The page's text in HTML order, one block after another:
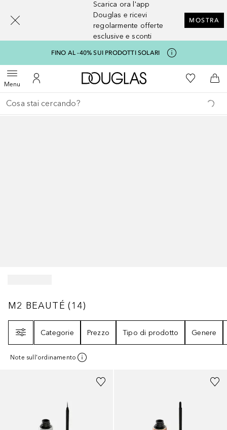
Scarica ora l'app
Douglas e ricevi
regolarmente offerte
esclusive e sconti
MOSTRA
FINO AL -40% SUI PRODOTTI SOLARI
MenuApri menuAl Mio Account
A Douglas HomeAlla Mia
Al
Torna indietro
Esegui ricerca
M2 BEAUTÉ 14
M2 BEAUTÉ (14)
Categorie
Prezzo Tipo di prodotto Genere
Note sull'ordinamento
[navigation.slideout.screenreader]